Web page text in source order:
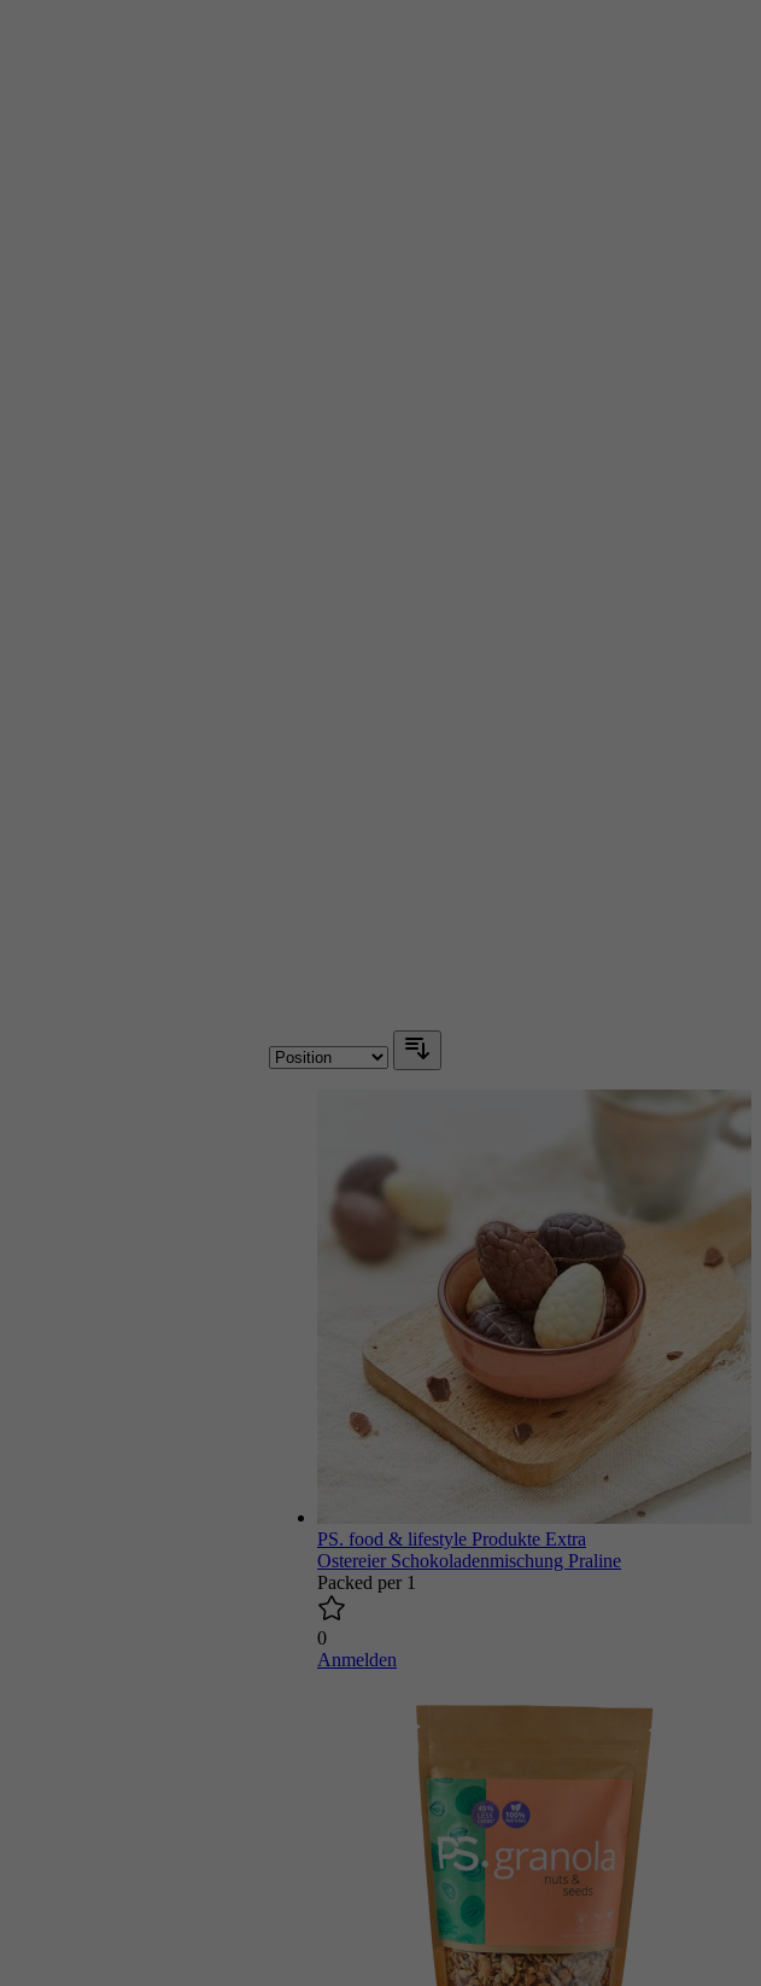
PS. food & lifestyle Produkte Extra
Ostereier Schokoladenmischung Praline
Packed per 1
0
Anmelden